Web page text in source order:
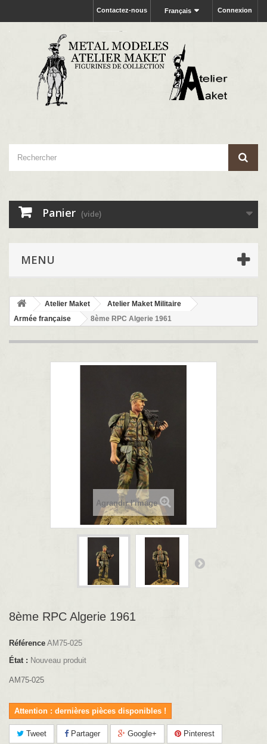
Connexion
Français
Contactez-nous
Panier (vide)
MENU
Atelier Maket
Atelier Maket Militaire
Armée française
8ème RPC Algerie 1961
Agrandir l'image
8ème RPC Algerie 1961
Référence AM75-025
État : Nouveau produit
AM75-025
Attention : dernières pièces disponibles !
Tweet Partager Google+ Pinterest